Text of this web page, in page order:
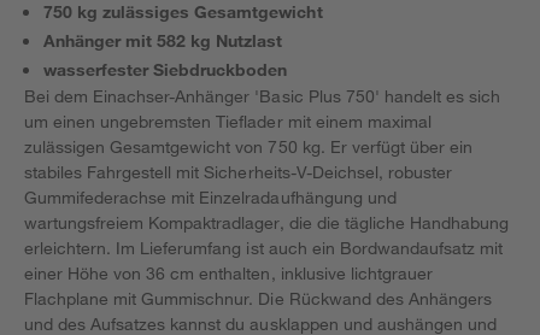
750 kg zulässiges Gesamtgewicht
Anhänger mit 582 kg Nutzlast
wasserfester Siebdruckboden
Bei dem Einachser-Anhänger 'Basic Plus 750' handelt es sich
um einen ungebremsten Tieflader mit einem maximal
zulässigen Gesamtgewicht von 750 kg. Er verfügt über ein
stabiles Fahrgestell mit Sicherheits-V-Deichsel, robuster
Gummifederachse mit Einzelradaufhängung und
wartungsfreiem Kompaktradlager, die die tägliche Handhabung
erleichtern. Im Lieferumfang ist auch ein Bordwandaufsatz mit
einer Höhe von 36 cm enthalten, inklusive lichtgrauer
Flachplane mit Gummischnur. Die Rückwand des Anhängers
und des Aufsatzes kannst du ausklappen und aushängen und